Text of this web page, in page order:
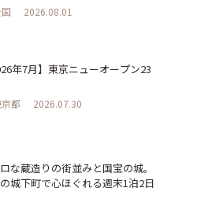
2026.08.01
年7月】東京ニューオープン23
都 2026.07.30
な蔵造りの街並みと国宝の城。
城下町で心ほぐれる週末1泊2日